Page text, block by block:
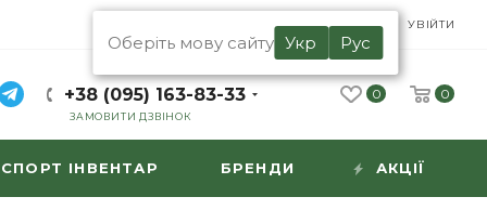
RU
Оберіть мову сайту Укр Рус
УВІЙТИ
+38 (095) 163-83-33
ЗАМОВИТИ ДЗВІНОК
0 0
СПОРТ ІНВЕНТАР БРЕНДИ АКЦІЇ